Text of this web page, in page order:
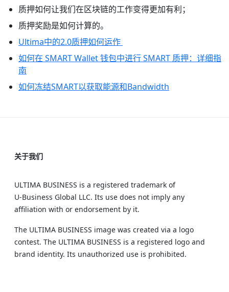
质押如何让我们在区块链的工作变得更加有利；
质押奖励是如何计算的。
Ultima中的2.0质押如何运作
如何在 SMART Wallet 钱包中进行 SMART 质押：详细指
南
如何冻结SMART以获取能源和Bandwidth
关于我们
ULTIMA BUSINESS is a registered trademark of
U‑Business Global LLC. Its use does not imply any
affiliation with or endorsement by it.
The ULTIMA BUSINESS image was created via a logo
contest. The ULTIMA BUSINESS is a registered logo and
brand identity. Its unauthorized use is prohibited.